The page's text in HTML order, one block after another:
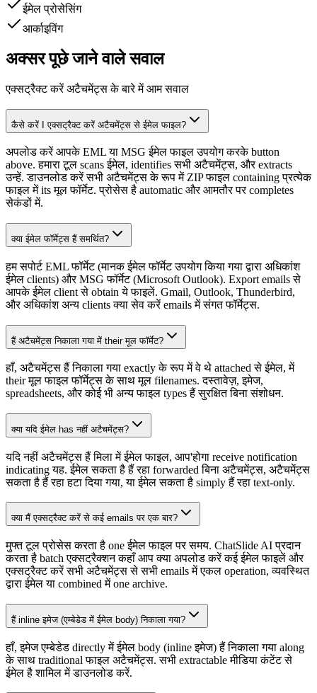
ईमेल प्रोसेसिंग
आर्काइविंग
अक्सर पूछे जाने वाले सवाल
एक्सट्रैक्ट करें अटैचमेंट्स के बारे में आम सवाल
कैसे करें I एक्सट्रैक्ट करें अटैचमेंट्स से ईमेल फाइल?
अपलोड करें आपके EML या MSG ईमेल फाइल उपयोग करके button
above. हमारा टूल scans ईमेल, identifies सभी अटैचमेंट्स, और extracts
उन्हें. डाउनलोड करें सभी अटैचमेंट्स के रूप में ZIP फाइल containing प्रत्येक
फाइल में its मूल फॉर्मेट. प्रोसेस है automatic और आमतौर पर completes
सेकंडों में.
क्या ईमेल फॉर्मेट्स हैं समर्थित?
हम सपोर्ट EML फॉर्मेट (मानक ईमेल फॉर्मेट उपयोग किया गया द्वारा अधिकांश
ईमेल clients) और MSG फॉर्मेट (Microsoft Outlook). Export emails से
आपके ईमेल client से obtain ये फाइलें. Gmail, Outlook, Thunderbird,
और अधिकांश अन्य clients क्या सेव करें emails में संगत फॉर्मेट्स.
हैं अटैचमेंट्स निकाला गया में their मूल फॉर्मेट?
हाँ, अटैचमेंट्स हैं निकाला गया exactly के रूप में वे थे attached से ईमेल, में
their मूल फाइल फॉर्मेट्स के साथ मूल filenames. दस्तावेज़, इमेज,
spreadsheets, और कोई भी अन्य फाइल types हैं सुरक्षित बिना संशोधन.
क्या यदि ईमेल has नहीं अटैचमेंट्स?
यदि नहीं अटैचमेंट्स हैं मिला में ईमेल फाइल, आप'होगा receive notification
indicating यह. ईमेल सकता है हैं रहा forwarded बिना अटैचमेंट्स, अटैचमेंट्स
सकता है हैं रहा हटा दिया गया, या ईमेल सकता है simply हैं रहा text-only.
क्या मैं एक्सट्रैक्ट करें से कई emails पर एक बार?
मुफ्त टूल प्रोसेस करता है one ईमेल फाइल पर समय. ChatSlide AI प्रदान
करता है batch एक्सट्रैक्शन कहाँ आप क्या अपलोड करें कई ईमेल फाइलें और
एक्सट्रैक्ट करें सभी अटैचमेंट्स से सभी emails में एकल operation, व्यवस्थित
द्वारा ईमेल या combined में one archive.
हैं inline इमेज (एम्बेडेड में ईमेल body) निकाला गया?
हाँ, इमेज एम्बेडेड directly में ईमेल body (inline इमेज) हैं निकाला गया along
के साथ traditional फाइल अटैचमेंट्स. सभी extractable मीडिया कंटेंट से
ईमेल है शामिल में डाउनलोड करें.